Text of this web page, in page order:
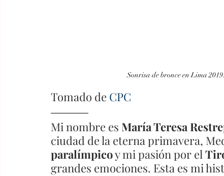
Sonrisa de bronce en Lima
Tomado de CPC
Mi nombre es María Teresa
ciudad de la eterna primavera,
paralímpico y mi pasión por el
grandes emociones. Esta es mi